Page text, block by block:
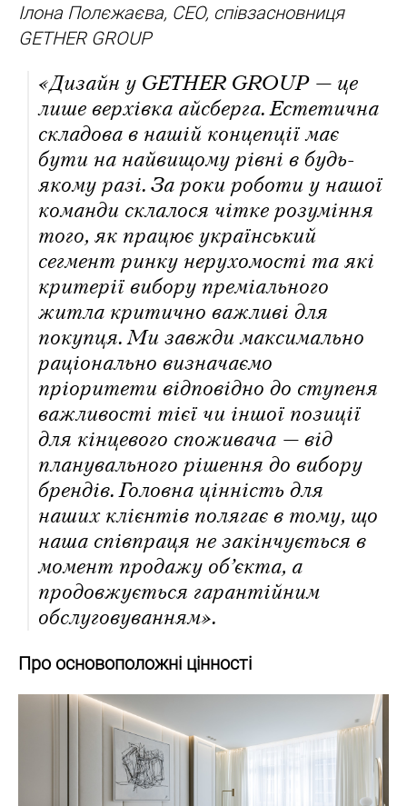
Ілона Полєжаєва, CEO, співзасновниця
GETHER GROUP
«Дизайн у GETHER GROUP — це
лише верхівка айсберга. Естетична
складова в нашій концепції має
бути на найвищому рівні в будь-
якому разі. За роки роботи у нашої
команди склалося чітке розуміння
того, як працює український
сегмент ринку нерухомості та які
критерії вибору преміального
житла критично важливі для
покупця. Ми завжди максимально
раціонально визначаємо
пріоритети відповідно до ступеня
важливості тієї чи іншої позиції
для кінцевого споживача — від
планувального рішення до вибору
брендів. Головна цінність для
наших клієнтів полягає в тому, що
наша співпраця не закінчується в
момент продажу об’єкта, а
продовжується гарантійним
обслуговуванням».
Про основоположні цінності